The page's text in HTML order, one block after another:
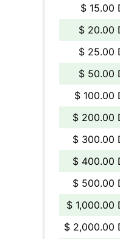
$ 15.00
$ 20.00
$ 25.00
$ 50.00
$ 100.00
$ 200.00
$ 300.00
$ 400.00
$ 500.00
$ 1,000.00
$ 2,000.00